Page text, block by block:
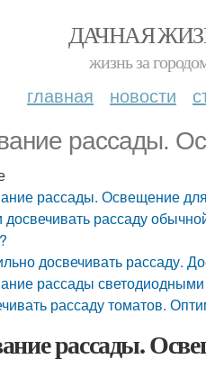
ДАЧНАЯ
жизнь за
главная новости
рассады.
рассады. Освещение
рассаду
досвечивать рассаду.
рассады
рассаду томатов.
рассады.